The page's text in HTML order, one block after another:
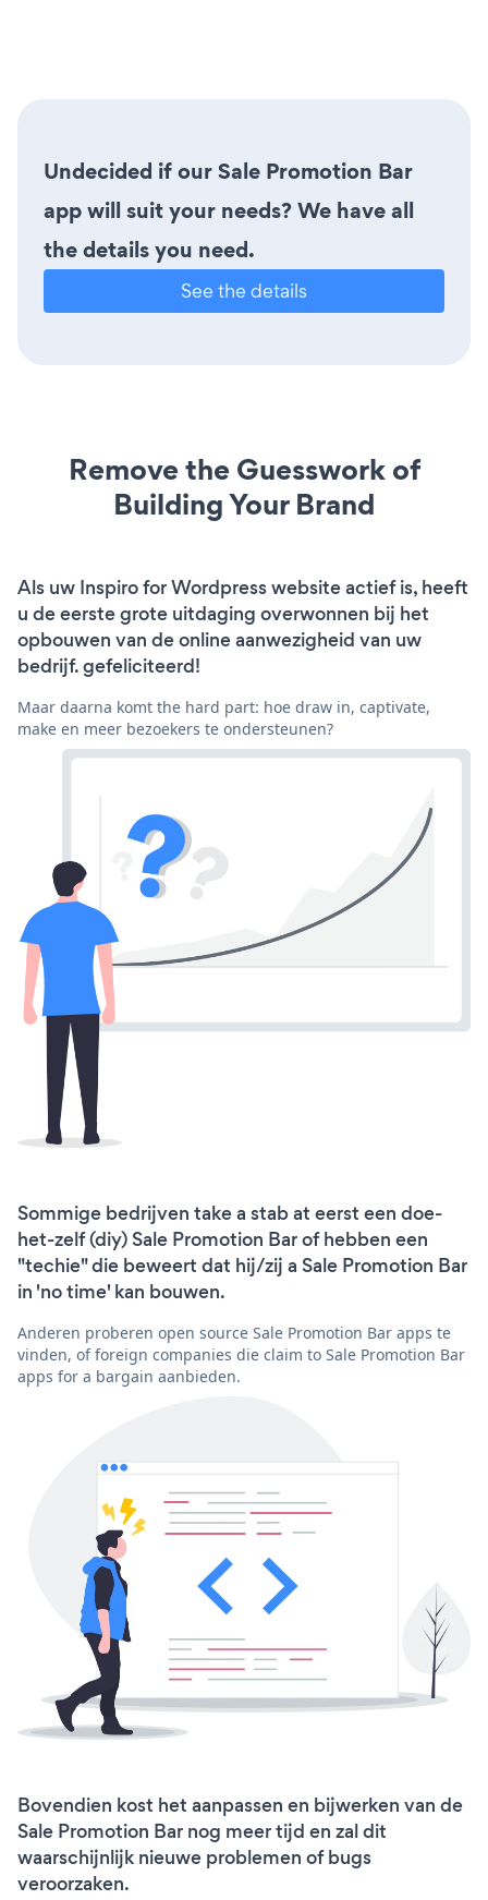
Undecided if our Sale Promotion Bar
app will suit your needs? We have all
the details you need.
See the details
Remove the Guesswork of
Building Your Brand
Als uw Inspiro for Wordpress website actief is, heeft
u de eerste grote uitdaging overwonnen bij het
opbouwen van de online aanwezigheid van uw
bedrijf. gefeliciteerd!
Maar daarna komt the hard part: hoe draw in, captivate,
make en meer bezoekers te ondersteunen?
Sommige bedrijven take a stab at eerst een doe-
het-zelf (diy) Sale Promotion Bar of hebben een
"techie" die beweert dat hij/zij a Sale Promotion Bar
in 'no time' kan bouwen.
Anderen proberen open source Sale Promotion Bar apps te
vinden, of foreign companies die claim to Sale Promotion Bar
apps for a bargain aanbieden.
Bovendien kost het aanpassen en bijwerken van de
Sale Promotion Bar nog meer tijd en zal dit
waarschijnlijk nieuwe problemen of bugs
veroorzaken.